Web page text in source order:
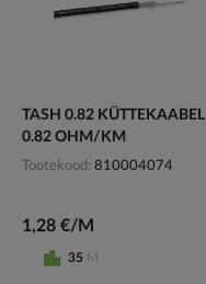
TASH 0.82 KÜTTEKAABEL
0.82 OHM/KM
Tootekood 810004074
1,28 €/M
35 M